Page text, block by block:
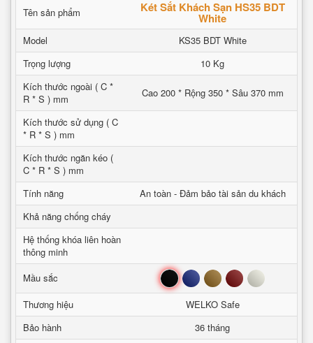
Tên sản phẩm Két Sắt Khách Sạn HS35 BDT
White
Model
KS35 BDT White
Trọng lượng
10 Kg
Kích thước ngoài ( C *
R * S ) mm
Cao 200 * Rộng 350 * Sâu 370 mm
Kích thước sử dụng ( C
* R * S ) mm
Kích thước ngăn kéo (
C * R * S ) mm
Tính năng
An toàn - Đảm bảo tài sản du khách
Khả năng chống cháy
Hệ thống khóa liên hoàn
thông minh
Mầu sắc
Đen Xanh Nâu Đỏ Trắng
Thương hiệu
WELKO Safe
Bảo hành
36 tháng